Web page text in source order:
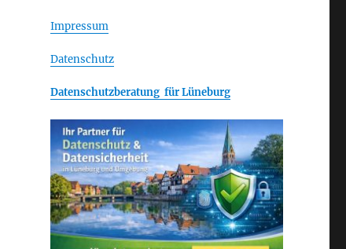
Impressum
Datenschutz
Datenschutzberatung für Lüneburg